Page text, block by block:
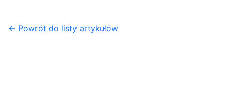
← Powrót do listy artykułów